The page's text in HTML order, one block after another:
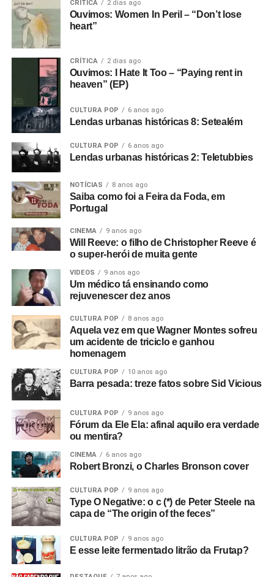
CRÍTICA 2 dias ago
Ouvimos: Women In Peril – “Don’t lose
heart”
CRÍTICA 2 dias ago
Ouvimos: I Hate It Too – “Paying rent in
heaven” (EP)
CULTURA POP 6 anos ago
Lendas urbanas históricas 8: Setealém
CULTURA POP 6 anos ago
Lendas urbanas históricas 2: Teletubbies
NOTÍCIAS 8 anos ago
Saiba como foi a Feira da Foda, em
Portugal
CINEMA 9 anos ago
Will Reeve: o filho de Christopher Reeve é
o super-herói de muita gente
VIDEOS 9 anos ago
Um médico tá ensinando como
rejuvenescer dez anos
CULTURA POP 8 anos ago
Aquela vez em que Wagner Montes sofreu
um acidente de triciclo e ganhou
homenagem
CULTURA POP 10 anos ago
Barra pesada: treze fatos sobre Sid Vicious
CULTURA POP 9 anos ago
Fórum da Ele Ela: afinal aquilo era verdade
ou mentira?
CINEMA 6 anos ago
Robert Bronzi, o Charles Bronson cover
CULTURA POP 9 anos ago
Type O Negative: o c (*) de Peter Steele na
capa de “The origin of the feces”
CULTURA POP 9 anos ago
E esse leite fermentado litrão da Frutap?